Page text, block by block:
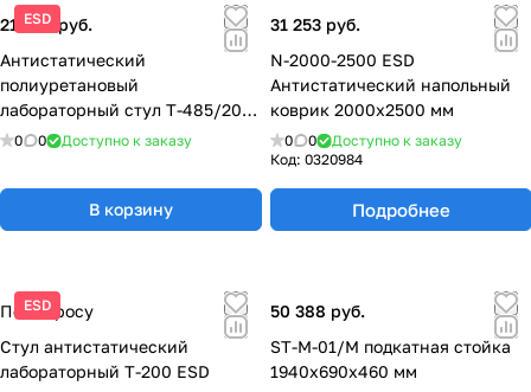
ESD
21 200 руб.
Антистатический
полиуретановый
лабораторный стул T-485/200
ESD
0 0 Доступно к заказу
В корзину
31 253 руб.
N-2000-2500 ESD
Антистатический напольный
коврик 2000х2500 мм
0 0
Доступно к заказу
Код: 0320984
Подробнее
ESD
По запросу
Стул антистатический
лабораторный T-200 ESD
50 388 руб.
ST-M-01/M подкатная стойка
1940x690x460 мм